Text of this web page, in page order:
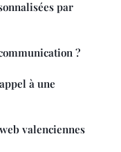
par
?
à une
valenciennes